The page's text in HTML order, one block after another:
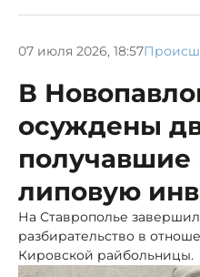
07 июля 2026, 18:57
В
осуждены
получавшие
липовую
На Ставрополье
разбирательство в
Кировской райбольницы.